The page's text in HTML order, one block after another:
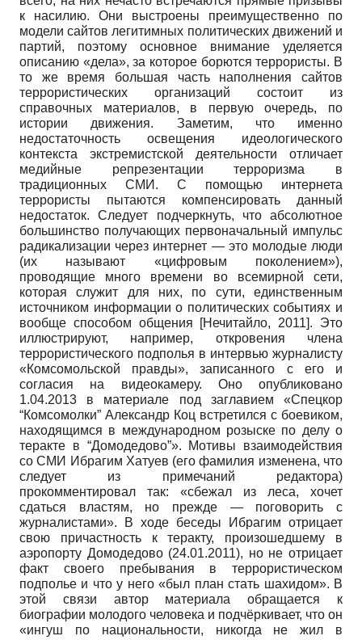
к насилию. Они выстроены преимущественно по
модели сайтов легитимных политических движений и
партий, поэтому основное внимание уделяется
описанию «дела», за которое борются террористы. В
то же время большая часть наполнения сайтов
террористических организаций состоит из
справочных материалов, в первую очередь, по
истории движения. Заметим, что именно
недостаточность освещения идеологического
контекста экстремистской деятельности отличает
медийные репрезентации терроризма в
традиционных СМИ. С помощью интернета
террористы пытаются компенсировать данный
недостаток. Следует подчеркнуть, что абсолютное
большинство получающих первоначальный импульс
ра­дикализации через интернет — это молодые люди
(их называют «цифровым поколением»),
проводящие много времени во всемирной сети,
которая служит для них, по сути, единственным
источником информации о политических событиях и
вообще способом общения [Нечитайло, 2011]. Это
иллюстрируют, например, откровения члена
террористического подполья в интервью журналисту
«Комсомольской правды», записанного с его и
согласия на видеокамеру. Оно опубликовано
1.04.2013 в материале под заглавием «Спецкор
“Комсомолки” Александр Коц встретился с боевиком,
находящимся в международном розыске по делу о
теракте в “Домодедово”». Мотивы взаимодействия
со СМИ Ибрагим Хатуев (его фамилия изменена, что
следует из примечаний редактора)
прокомментировал так: «сбежал из леса, хочет
сдаться властям, но прежде — поговорить с
журналистами». В ходе беседы Ибрагим отрицает
свою причастность к теракту, произошедшему в
аэропорту Домодедово (24.01.2011), но не отрицает
факт своего пребывания в террористическом
подполье и что у него «был план стать шахидом». В
этой связи автор материала обращается к
биографии молодого человека и подчёркивает, что он
«ингуш по национальности, никогда не жил в